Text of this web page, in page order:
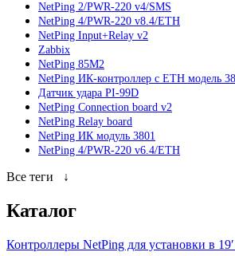
NetPing 2/PWR-220 v4/SMS
NetPing 4/PWR-220 v8.4/ETH
NetPing Input+Relay v2
Zabbix
NetPing 85M2
NetPing ИК-контроллер с ETH модель
Датчик удара PI-99D
NetPing Connection board v2
NetPing Relay board
NetPing ИК модуль 3801
NetPing 4/PWR-220 v6.4/ETH
Все теги ↓
Каталог
Контроллеры NetPing для установки в